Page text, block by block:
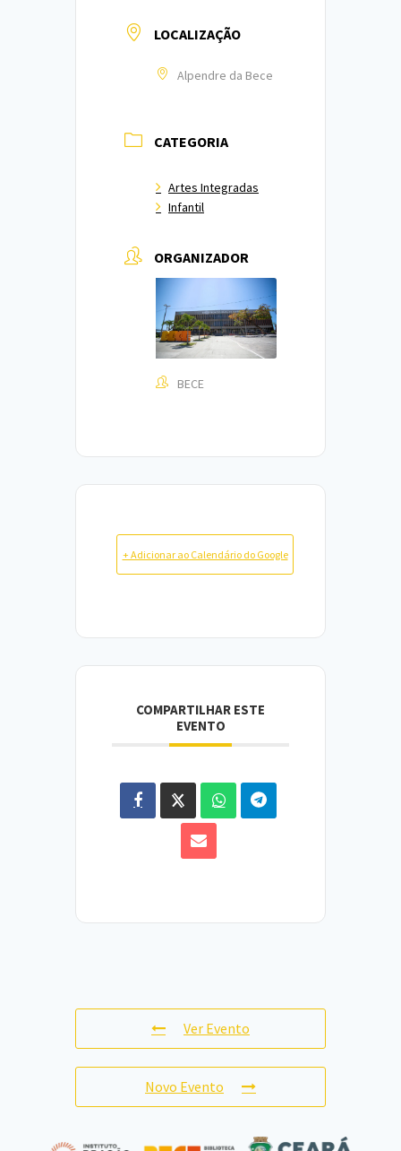
LOCALIZAÇÃO
Alpendre da Bece
CATEGORIA
Artes Integradas
Infantil
ORGANIZADOR
BECE
+ Adicionar ao Calendário do Google
COMPARTILHAR ESTE
EVENTO
Ver Evento
Novo Evento